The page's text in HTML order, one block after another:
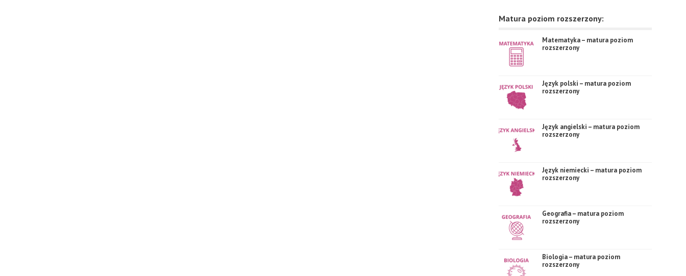
Matura poziom rozszerzony:
Matematyka – matura poziom
rozszerzony
Język polski – matura poziom
rozszerzony
Język angielski – matura poziom
rozszerzony
Język niemiecki – matura poziom
rozszerzony
Geografia – matura poziom
rozszerzony
Biologia – matura poziom
rozszerzony